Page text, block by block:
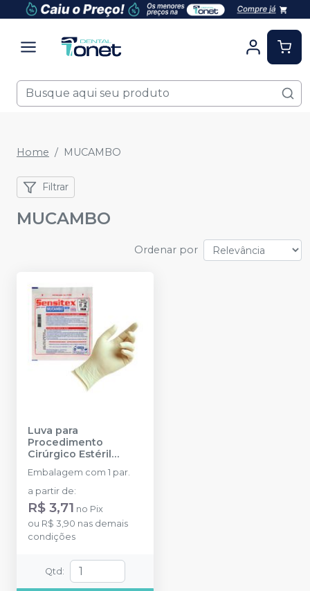
Home MUCAMBO
Filtrar
MUCAMBO
Ordenar por
Luva para
Procedimento
Cirúrgico Estéril
Sensitex com Pó
MUCAMBO
Embalagem com 1 par.
a partir de:
R$ 3,71 no Pix
ou R$ 3,90 nas demais
condições
Qtd :